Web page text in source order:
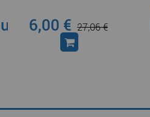
6,00 € 27,06 €